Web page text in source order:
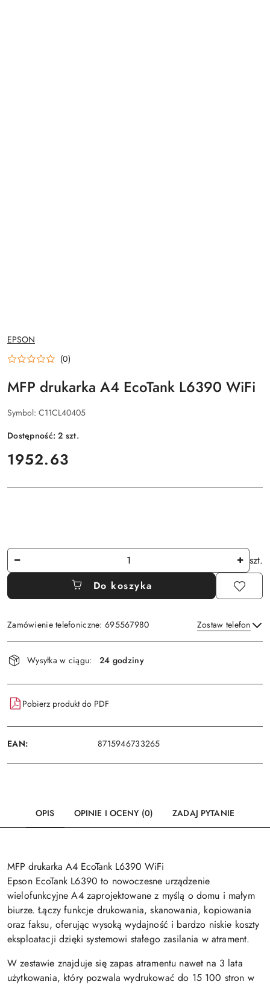
NAZWA
PRODUCENTA:
EPSON
(0)
MFP drukarka A4 EcoTank L6390 WiFi
Symbol: C11CL40405
Dostępność:2 szt.
cena:
1952.63
Ilość
szt.
Do koszyka
Zamówienie telefoniczne: 695567980 Zostaw telefon
Dostępność
i
dostawa
Wysyłka w ciągu: 24 godziny
Pobierz produkt do PDF
EAN: 8715946733265
OPIS OPINIE I OCENY (0) ZADAJ PYTANIE
MFP drukarka A4 EcoTank L6390 WiFi
Epson EcoTank L6390 to nowoczesne urządzenie
wielofunkcyjne A4 zaprojektowane z myślą o domu i małym
biurze. Łączy funkcje drukowania, skanowania, kopiowania
oraz faksu, oferując wysoką wydajność i bardzo niskie koszty
eksploatacji dzięki systemowi stałego zasilania w atrament.
W zestawie znajduje się zapas atramentu nawet na 3 lata
użytkowania, który pozwala wydrukować do 15 100 stron w